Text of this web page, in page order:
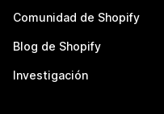
Comunidad de Shopify
Blog de Shopify
Investigación